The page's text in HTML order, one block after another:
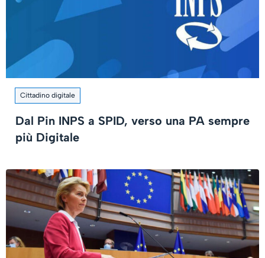
Cittadino digitale
Dal Pin INPS a SPID, verso una PA sempre
più Digitale